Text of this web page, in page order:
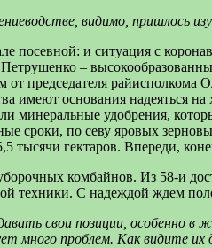
видимо, пришлось
посевной: и ситуация с
–
председателя райисполкома
имеют основания надеяться
минеральные удобрения,
сроки, по севу яровых
гектаров. Впереди,
комбайнов. Из 58-и
техники. С надеждой ждем
свои позиции, особенно
много проблем. Как видите их